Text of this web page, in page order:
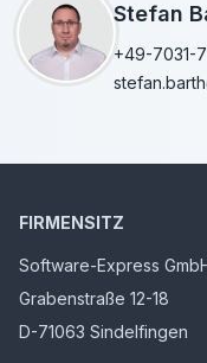
Stefan
+49-7031-
FIRMENSITZ
Software-Express
Grabenstraße 12-18
D-71063 Sindelfingen